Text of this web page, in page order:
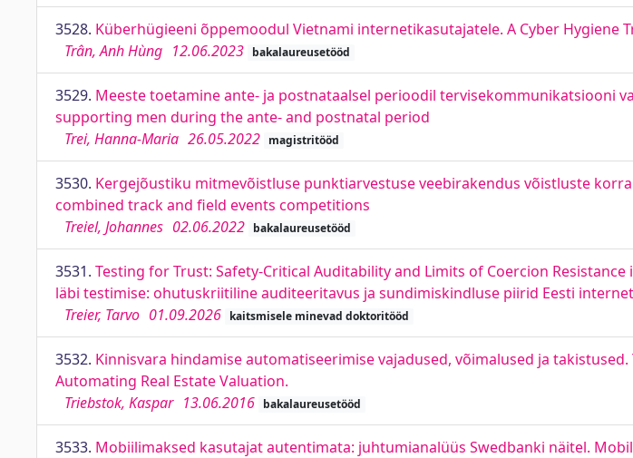
3528. Küberhügieeni õppemoodul Vietnami internetikasutajatele. A Cyber Hygiene
Trân, Anh Hùng 12.06.2023 bakalaureusetööd
3529. Meeste toetamine ante- ja postnataalsel perioodil tervisekommunikatsiooni
supporting men during the ante- and postnatal period
Trei, Hanna-Maria 26.05.2022 magistritööd
3530. Kergejõustiku mitmevõistluse punktiarvestuse veebirakendus võistluste
combined track and field events competitions
Treiel, Johannes 02.06.2022 bakalaureusetööd
3531. Testing for Trust: Safety-Critical Auditability and Limits of Coercion
läbi testimise: ohutuskriitiline auditeeritavus ja sundimiskindluse piirid Eesti
Treier, Tarvo 01.09.2026 kaitsmisele minevad doktoritööd
3532. Kinnisvara hindamise automatiseerimise vajadused, võimalused ja
Automating Real Estate Valuation.
Triebstok, Kaspar 13.06.2016 bakalaureusetööd
3533. Mobiilimaksed kasutajat autentimata: juhtumianalüüs Swedbanki näitel.